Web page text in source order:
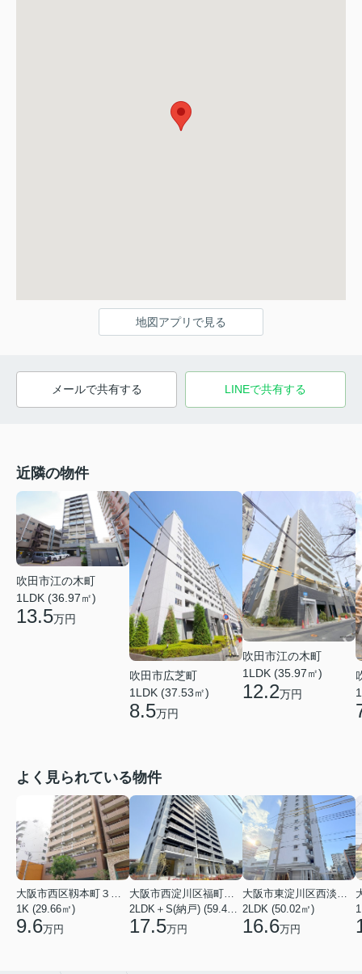
地図アプリで見る
メールで共有する LINEで共有する
近隣の物件
吹田市江の木町
1LDK (36.97㎡)
13.5万円
吹田市広芝町
1LDK (37.53㎡)
8.5万円
吹田市江の木町
1LDK (35.97㎡)
12.2万円
よく見られている物件
1K (29.66㎡)
9.6万円 17.5万円
2LDK (50.02㎡)
16.6万円